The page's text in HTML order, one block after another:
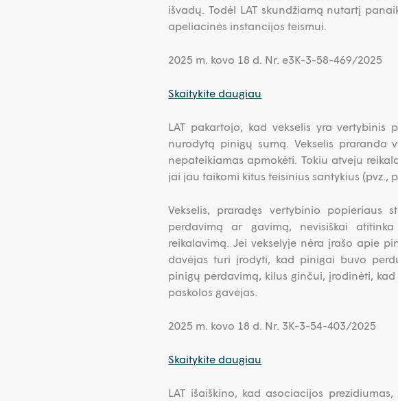
išvadų. Todėl LAT skundžiamą nutartį
apeliacinės instancijos teismui.
2025 m. kovo 18 d. Nr. e3K-3-58-469/2025
Skaitykite daugiau
LAT pakartojo, kad vekselis yra vertybinis
nurodytą pinigų sumą. Vekselis praranda
nepateikiamas apmokėti. Tokiu atveju
jai jau taikomi kitus teisinius santykius (pvz.,
Vekselis, praradęs vertybinio popieriaus
perdavimą ar gavimą, nevisiškai
reikalavimą. Jei vekselyje nėra įrašo apie
davėjas turi įrodyti, kad pinigai buvo
pinigų perdavimą, kilus ginčui, įrodinėti,
paskolos gavėjas.
2025 m. kovo 18 d. Nr. 3K-3-54-403/2025
Skaitykite daugiau
LAT išaiškino, kad asociacijos